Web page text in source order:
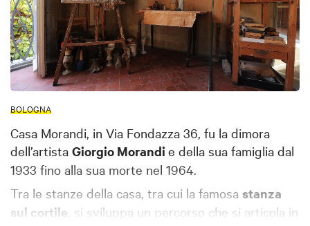
BOLOGNA
Casa Morandi, in Via Fondazza 36, fu la dimora
dell’artista Giorgio Morandi e della sua famiglia dal
1933 fino alla sua morte nel 1964.
Tra le stanze della casa, tra cui la famosa stanza
sul cortile , si sviluppa un percorso che si articola in